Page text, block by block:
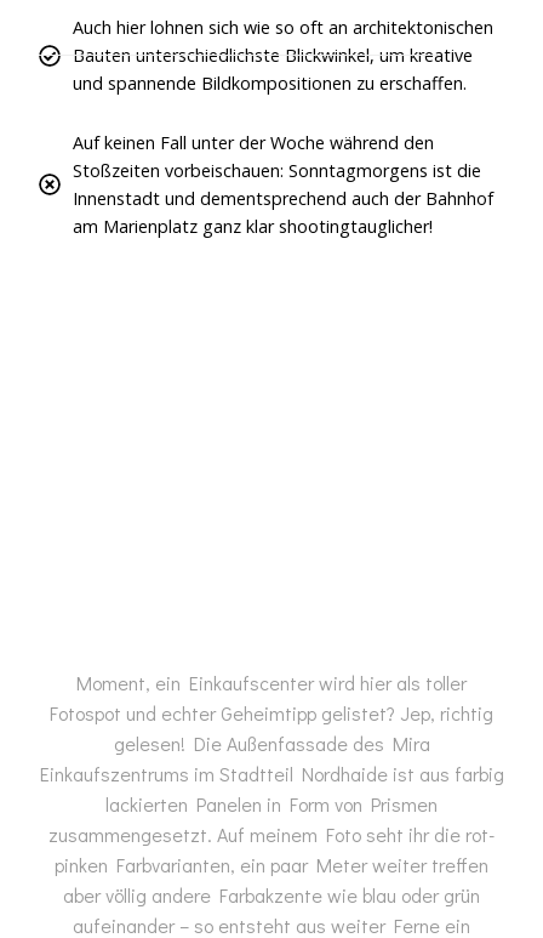
Auch hier lohnen sich wie so oft an architektonischen
Bauten unterschiedlichste Blickwinkel, um kreative
und spannende Bildkompositionen zu erschaffen.
Auf keinen Fall unter der Woche während den
Stoßzeiten vorbeischauen: Sonntagmorgens ist die
Innenstadt und dementsprechend auch der Bahnhof
am Marienplatz ganz klar shootingtauglicher!
Moment, ein Einkaufscenter wird hier als toller
Fotospot und echter Geheimtipp gelistet? Jep, richtig
gelesen! Die Außenfassade des Mira
Einkaufszentrums im Stadtteil Nordhaide ist aus farbig
lackierten Panelen in Form von Prismen
zusammengesetzt. Auf meinem Foto seht ihr die rot-
pinken Farbvarianten, ein paar Meter weiter treffen
aber völlig andere Farbakzente wie blau oder grün
aufeinander – so entsteht aus weiter Ferne ein